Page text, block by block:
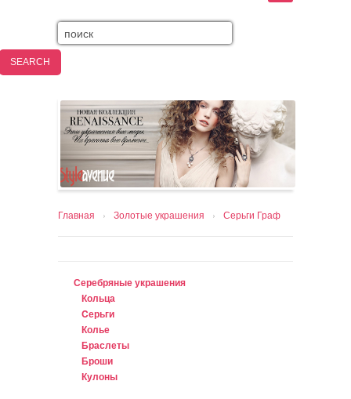
Главная › Золотые украшения › Серьги Граф
Серебряные украшения
Кольца
Cерьги
Колье
Браслеты
Броши
Кулоны